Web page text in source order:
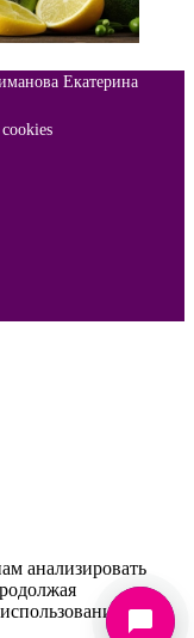
Екатерина
анализировать